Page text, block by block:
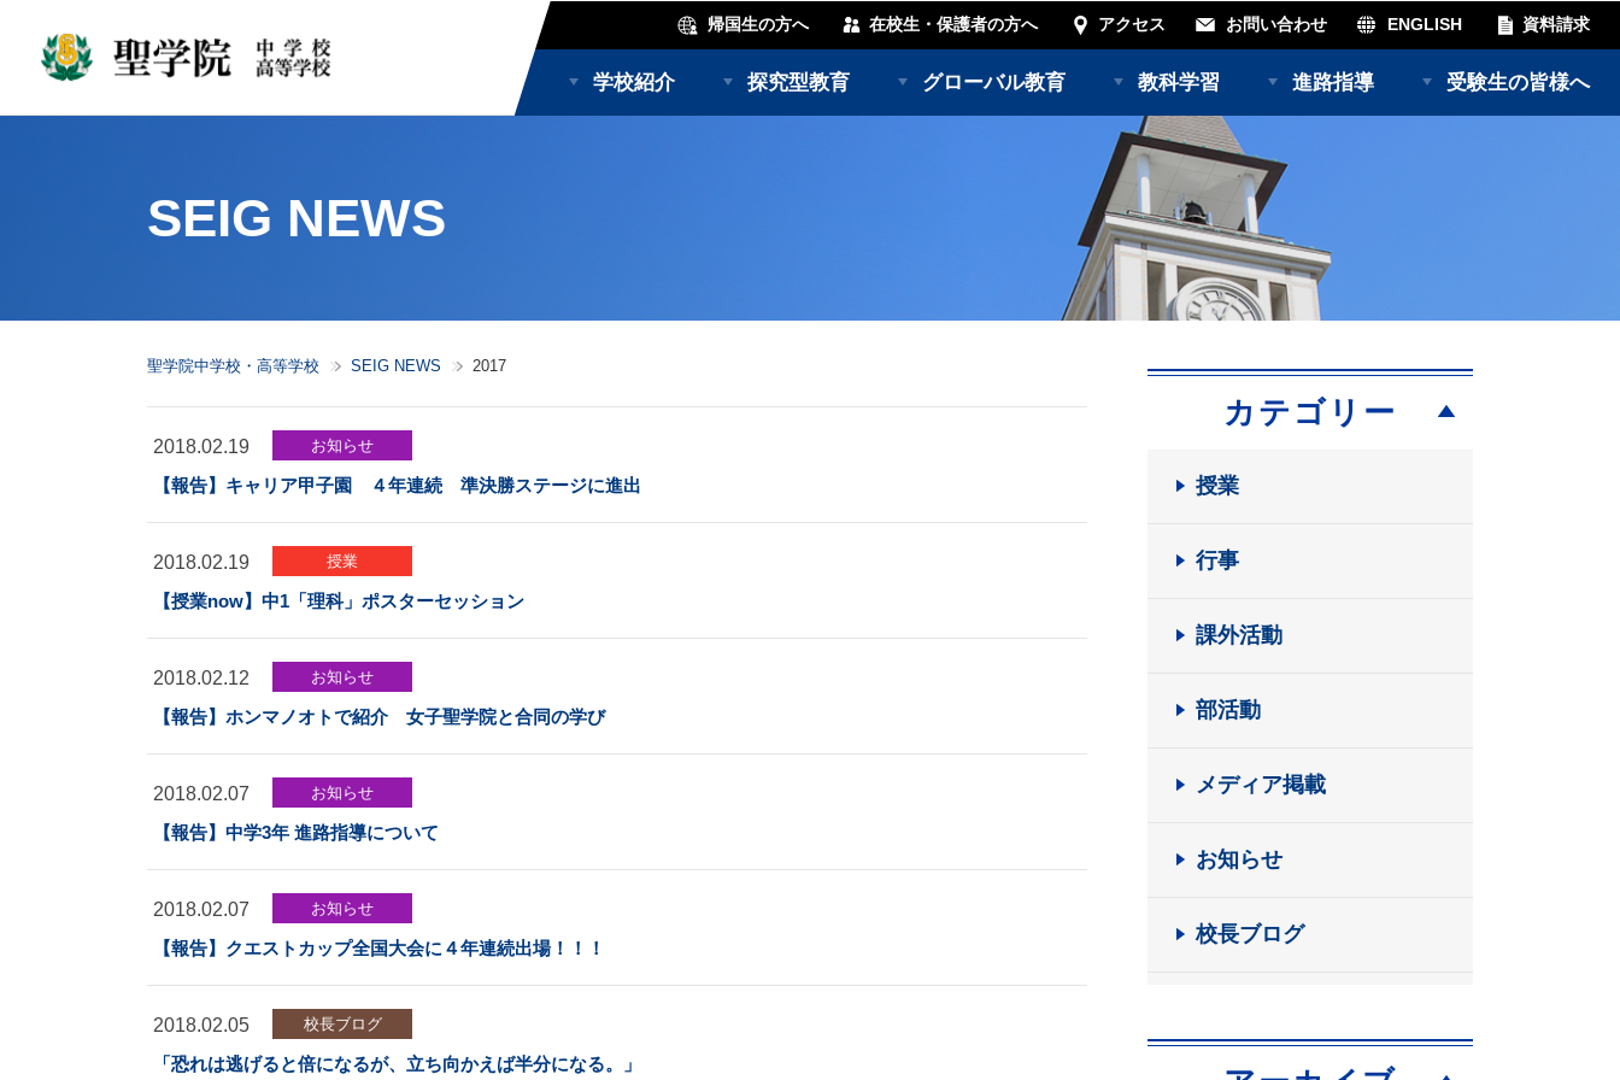
帰国生の方へ 在校生・保護者の方へ アクセス お問い合わせ ENGLISH 資料請求
学校紹介 探究型教育 グローバル教育 教科学習 進路指導 受験生の皆様へ
SEIG NEWS
聖学院中学校・高等学校 SEIG NEWS 2017
2018.02.19 お知らせ
【報告】キャリア甲子園 ４年連続 準決勝ステージに進出
2018.02.19 授業
【授業now】中1「理科」ポスターセッション
2018.02.12 お知らせ
【報告】ホンマノオトで紹介 女子聖学院と合同の学び
2018.02.07 お知らせ
【報告】中学3年 進路指導について
2018.02.07 お知らせ
【報告】クエストカップ全国大会に４年連続出場！！！
2018.02.05 校長ブログ
「恐れは逃げると倍になるが、立ち向かえば半分になる。」
カテゴリー
授業
行事
課外活動
部活動
メディア掲載
お知らせ
校長ブログ